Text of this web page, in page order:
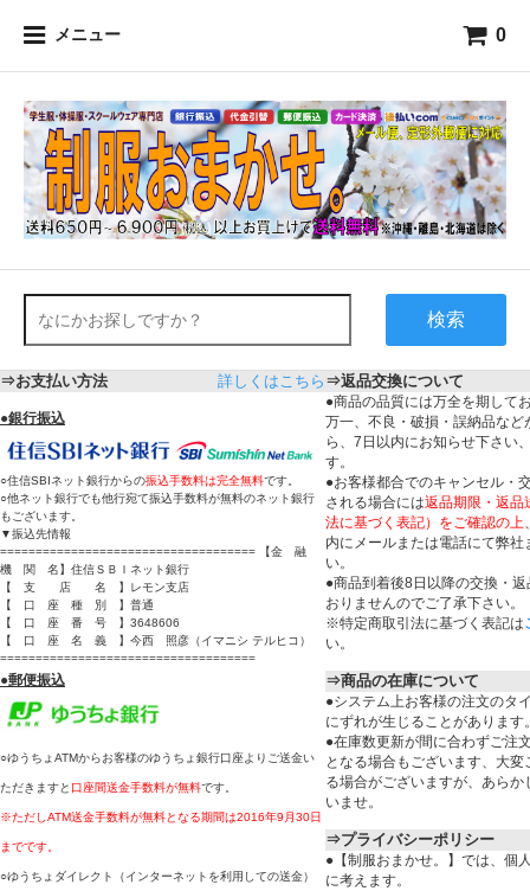
メニュー 0
検索
⇒お支払い方法 詳しくはこちら
●銀行振込
○住信SBIネット銀行からの振込手数料は完全無料です。
○他ネット銀行でも他行宛て振込手数料が無料のネット銀行
もございます。
▼振込先情報
==================================== 【金 融
機 関 名】住信ＳＢＩネット銀行
【 支 店 名 】レモン支店
【 口 座 種 別 】普通
【 口 座 番 号 】3648606
【 口 座 名 義 】今西 照彦（イマニシ テルヒコ）
====================================
●郵便振込
○ゆうちょATMからお客様のゆうちょ銀行口座よりご送金い
ただきますと 口座間送金手数料が無料です。
※ただしATM送金手数料が無料となる期間は2016年9月30日
までです。
○ゆうちょダイレクト（インターネットを利用しての送金）
⇒返品交換について
●商品の品質には万全を期して
万一、不良・破損・誤納品など
ら、7日以内にお知らせ下さい
す。
●お客様都合でのキャンセル・
される場合には返品期限・返品
法に基づく表記）をご確認の上
内にメールまたは電話にて弊社
い。
●商品到着後8日以降の交換・
おりませんのでご了承下さい。
※特定商取引法に基づく表記は
い。
⇒商品の在庫について
●システム上お客様の注文のタ
にずれが生じることがあります
●在庫数更新が間に合わずご注
となる場合もございます、大変
る場合がございますが、あらか
いませ。
⇒プライバシーポリシー
●【制服おまかせ。】では、個
に考えます。